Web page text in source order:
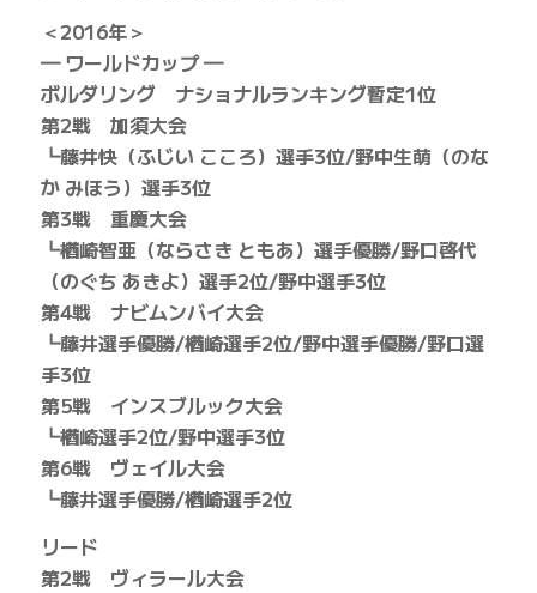
＜2016年＞
━ ワールドカップ ━
ボルダリング ナショナルランキング暫定1位
第2戦 加須大会
┗藤井快（ふじい こころ）選手3位/野中生萌（のな
か みほう）選手3位
第3戦 重慶大会
┗楢崎智亜（ならさき ともあ）選手優勝/野口啓代
（のぐち あきよ）選手2位/野中選手3位
第4戦 ナビムンバイ大会
┗藤井選手優勝/楢崎選手2位/野中選手優勝/野口選
手3位
第5戦 インスブルック大会
┗楢崎選手2位/野中選手3位
第6戦 ヴェイル大会
┗藤井選手優勝/楢崎選手2位
リード
第2戦 ヴィラール大会